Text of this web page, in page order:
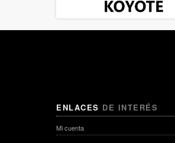
ENLACES DE INTERÉS
Mi cuenta